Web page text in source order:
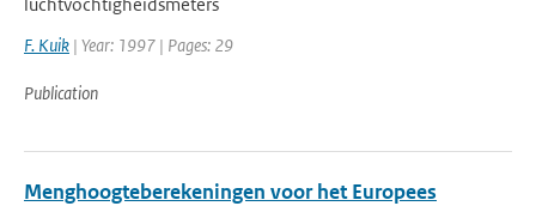
F. Kuik | Year: 1997 | Pages: 29
Publication
Menghoogteberekeningen voor het Europees